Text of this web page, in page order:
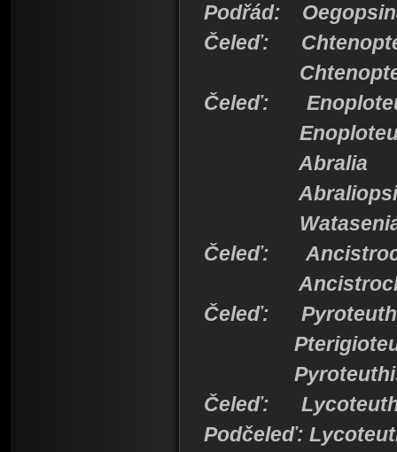
Podřád:
Čeleď:
Čeleď:
Abralia
Čeleď:
Čeleď:
Čeleď: